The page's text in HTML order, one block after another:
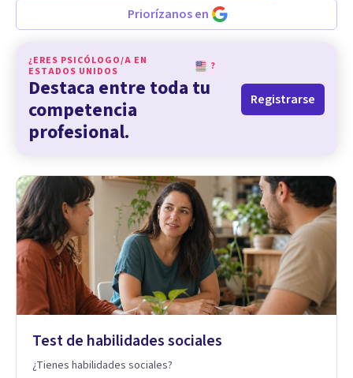
Priorízanos en
¿ERES PSICÓLOGO/A EN
ESTADOS UNIDOS
?
Destaca entre toda tu
competencia
profesional.
Registrarse
Test de habilidades sociales
¿Tienes habilidades sociales?